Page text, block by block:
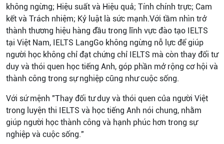
không ngừng; Hiệu suất và Hiệu quả; Tính chính trực; Cam
kết và Trách nhiệm; Kỷ luật là sức mạnh.Với tầm nhìn trở
thành thương hiệu hàng đầu trong lĩnh vực đào tạo IELTS
tại Việt Nam, IELTS LangGo không ngừng nỗ lực để giúp
người học không chỉ đạt chứng chỉ IELTS mà còn thay đổi tư
duy và thói quen học tiếng Anh, góp phần mở rộng cơ hội và
thành công trong sự nghiệp cũng như cuộc sống.
Với sứ mệnh "Thay đổi tư duy và thói quen của người Việt
trong luyện thi IELTS và học tiếng Anh nói chung, nhằm
giúp người học thành công và hạnh phúc hơn trong sự
nghiệp và cuộc sống."